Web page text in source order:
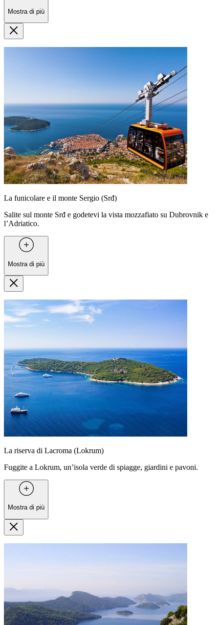
Mostra di più
La funicolare e il monte Sergio (Srđ)
Salite sul monte Srđ e godetevi la vista mozzafiato su Dubrovnik e
l’Adriatico.
Mostra di più
La riserva di Lacroma (Lokrum)
Fuggite a Lokrum, un’isola verde di spiagge, giardini e pavoni.
Mostra di più